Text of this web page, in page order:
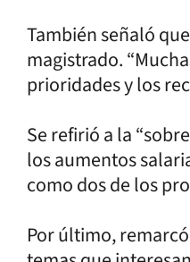
También señaló
magistrado.
prioridades y los
Se refirió a la
los aumentos
como dos de los
Por último,